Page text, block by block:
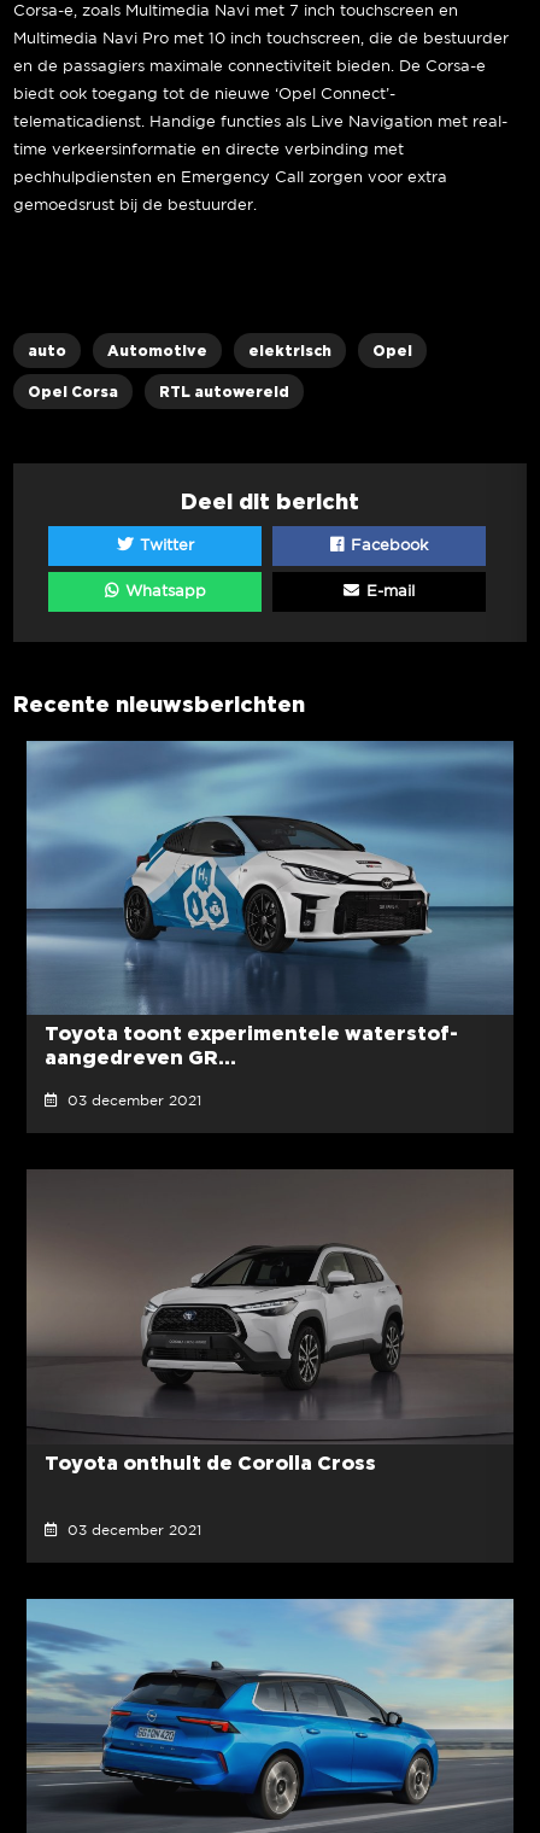
Corsa-e, zoals Multimedia Navi met 7 inch touchscreen en
Multimedia Navi Pro met 10 inch touchscreen, die de bestuurder
en de passagiers maximale connectiviteit bieden. De Corsa-e
biedt ook toegang tot de nieuwe ‘Opel Connect’-
telematicadienst. Handige functies als Live Navigation met real-
time verkeersinformatie en directe verbinding met
pechhulpdiensten en Emergency Call zorgen voor extra
gemoedsrust bij de bestuurder.
auto Automotive elektrisch Opel
Opel Corsa RTL autowereld
Deel dit bericht
Twitter Facebook
Whatsapp E-mail
Recente nieuwsberichten
Toyota toont experimentele waterstof-
aangedreven GR...
03 december 2021
Toyota onthult de Corolla Cross
03 december 2021